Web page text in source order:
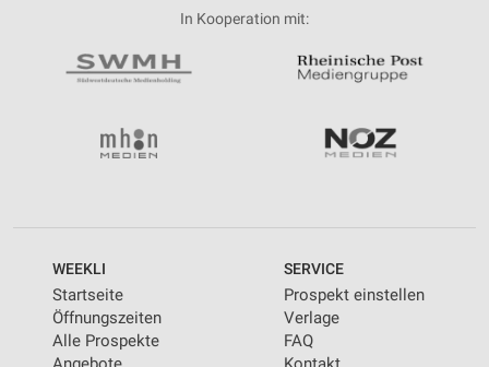
In Kooperation mit:
WEEKLI
Startseite
Öffnungszeiten
Alle Prospekte
SERVICE
Prospekt einstellen
Verlage
FAQ